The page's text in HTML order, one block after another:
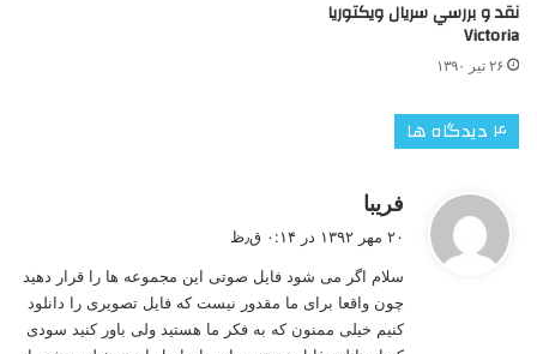
نقد و بررسي سريال ويكتوريا
Victoria
۲۶ تیر ۱۳۹۰
‫۴ دیدگاه ها
فریبا
:
۲۰ مهر ۱۳۹۲ در ۰:۱۴ ق٫ظ
سلام اگر می شود فایل صوتی این مجموعه ها را قرار دهید
چون واقعا برای ما مقدور نیست که فایل تصویری را دانلود
کنیم خیلی ممنون که به فکر ما هستید ولی باور کنید سودی